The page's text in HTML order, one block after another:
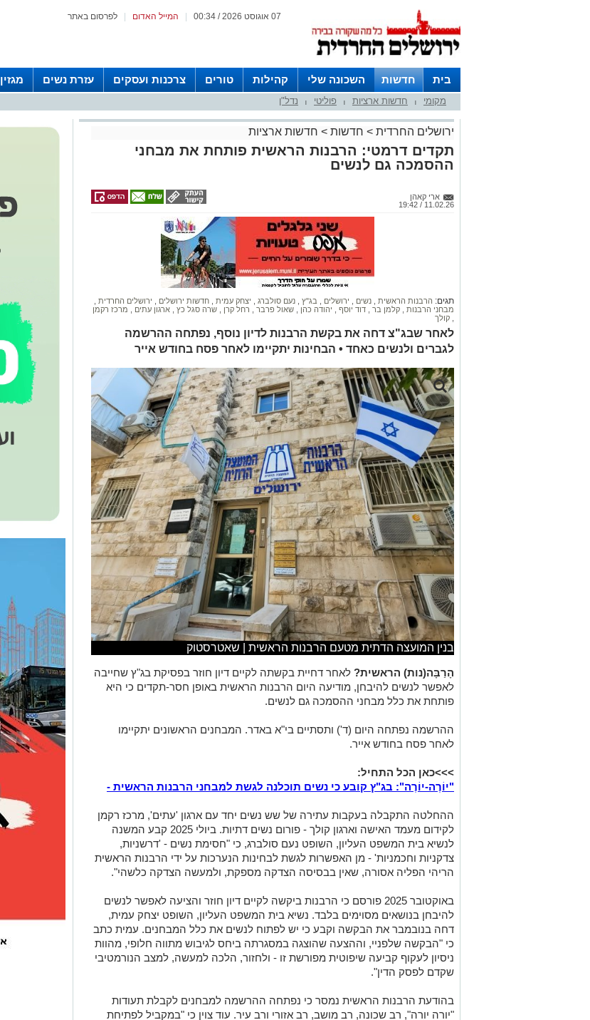
לפרסום באתר המייל האדום 07 אוגוסט 2026 / 00:34
בית חדשות השכונה שלי קהילות טורים צרכנות ועסקים עזרת נשים מגזין
חצרות
מקומי חדשות ארציות פוליטי נדל"ן
ירושלים החרדית > חדשות > חדשות ארציות
תקדים דרמטי: הרבנות הראשית פותחת את מבחני
ההסמכה גם לנשים
ארי קאהן
11.02.26 / 19:42
תגים: הרבנות הראשית נשים ירושלים בג"ץ נעם סולברג יצחק עמית חדשות ירושלים ירושלים החרדית
מבחני הרבנות
קלמן בר דוד יוסף יהודה כהן שאול פרבר רחל קרן שרה סגל כץ ארגון עתים
מרכז רקמן
קולך
לאחר שבג"צ דחה את בקשת הרבנות לדיון נוסף, נפתחה ההרשמה
לגברים ולנשים כאחד • הבחינות יתקיימו לאחר פסח בחודש אייר
בנין המועצה הדתית מטעם הרבנות הראשית | שאטרסטוק
הָרַבָּה(נות) הראשית? לאחר דחיית בקשתה לקיים דיון חוזר בפסיקת בג"ץ שחייבה
לאפשר לנשים להיבחן, מודיעה היום הרבנות הראשית באופן חסר-תקדים כי היא
פותחת את כלל מבחני ההסמכה גם לנשים.
ההרשמה נפתחה היום (ד') ותסתיים בי"א באדר. המבחנים הראשונים יתקיימו
לאחר פסח בחודש אייר.
>>>כאן הכל התחיל:
"יוֹרֶה-יוֹרֶה": בג"ץ קובע כי נשים תוכלנה לגשת למבחני הרבנות הראשית -
ההחלטה התקבלה בעקבות עתירה של שש נשים יחד עם ארגון 'עתים', מרכז רקמן
לקידום מעמד האישה וארגון קולך - פורום נשים דתיות. ביולי 2025 קבע המשנה
לנשיא בית המשפט העליון, השופט נעם סולברג, כי "חסימת נשים - 'דרשניות,
צדקניות וחכמניות' - מן האפשרות לגשת לבחינות הנערכות על ידי הרבנות הראשית
הריהי הפליה אסורה, שאין בבסיסה הצדקה מספקת, ולמעשה הצדקה כלשהי".
באוקטובר 2025 פורסם כי הרבנות ביקשה לקיים דיון חוזר והציעה לאפשר לנשים
להיבחן בנושאים מסוימים בלבד. נשיא בית המשפט העליון, השופט יצחק עמית,
דחה בנובמבר את הבקשה וקבע כי יש לפתוח לנשים את כלל המבחנים. עמית כתב
כי "הבקשה שלפניי, וההצעה שהוצגה במסגרתה ביחס לגיבוש מתווה חלופי, מהוות
ניסיון לעקוף קביעה שיפוטית מפורשת זו - ולחזור, הלכה למעשה, למצב הנורמטיבי
שקדם לפסק הדין".
בהודעת הרבנות הראשית נמסר כי נפתחה ההרשמה למבחנים לקבלת תעודות
"יורה יורה", רב שכונה, רב מושב, רב אזורי ורב עיר. עוד צוין כי "במקביל לפתיחת